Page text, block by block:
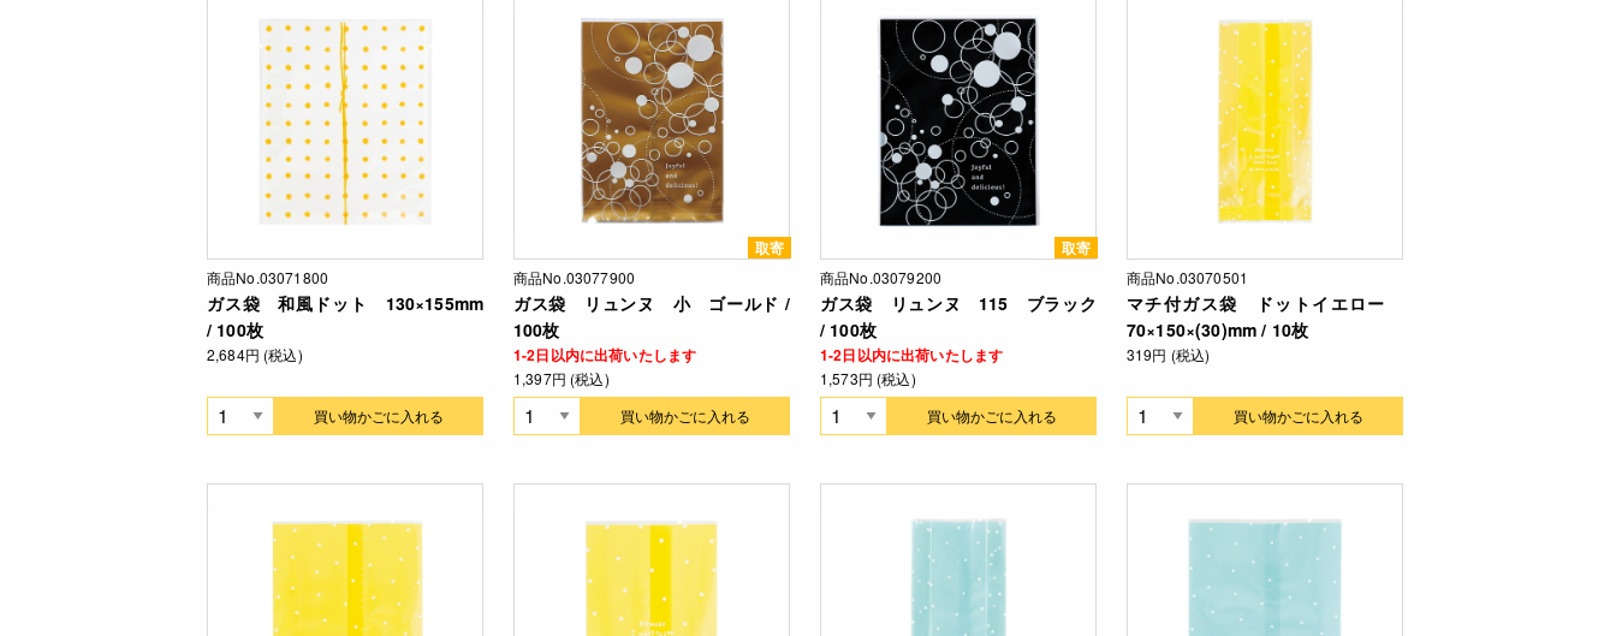
商品No.03071800
ガス袋 和風ドット 130×155mm
/ 100枚
2,684円 (税込)
買い物かごに入れる
取寄
商品No.03077900
ガス袋 リュンヌ 小 ゴールド /
100枚
1-2日以内に出荷いたします
1,397円 (税込)
買い物かごに入れる
取寄
商品No.03079200
ガス袋 リュンヌ 115 ブラック
/ 100枚
1-2日以内に出荷いたします
1,573円 (税込)
買い物かごに入れる
商品No.03070501
マチ付ガス袋 ドットイエロー
70×150×(30)mm / 10枚
319円 (税込)
買い物かごに入れる